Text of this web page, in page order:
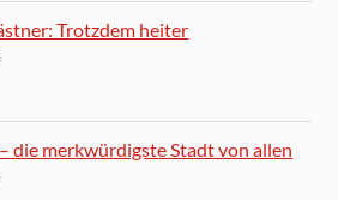
Trotzdem heiter
die merkwürdigste Stadt von allen